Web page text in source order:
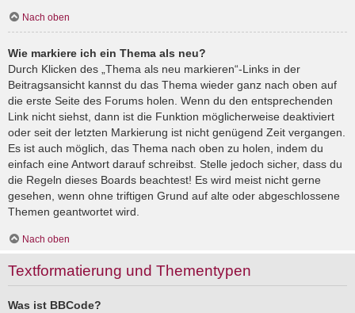
Nach oben
Wie markiere ich ein Thema als neu?
Durch Klicken des „Thema als neu markieren“-Links in der
Beitragsansicht kannst du das Thema wieder ganz nach oben auf
die erste Seite des Forums holen. Wenn du den entsprechenden
Link nicht siehst, dann ist die Funktion möglicherweise deaktiviert
oder seit der letzten Markierung ist nicht genügend Zeit vergangen.
Es ist auch möglich, das Thema nach oben zu holen, indem du
einfach eine Antwort darauf schreibst. Stelle jedoch sicher, dass du
die Regeln dieses Boards beachtest! Es wird meist nicht gerne
gesehen, wenn ohne triftigen Grund auf alte oder abgeschlossene
Themen geantwortet wird.
Nach oben
Textformatierung und Thementypen
Was ist BBCode?